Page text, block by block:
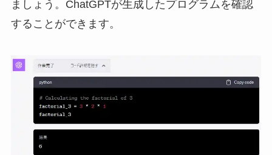
ましょう。ChatGPTが生成したプログラムを確認
することができます。